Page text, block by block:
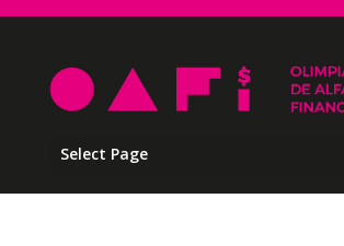
Select Page